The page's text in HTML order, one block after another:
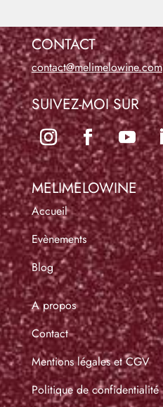
CONTACT
contact@melimelowine.com
SUIVEZ-MOI SUR
MELIMELOWINE
Accueil
Evènements
Blog
A propos
Contact
Mentions légales et CGV
Politique de confidentialité